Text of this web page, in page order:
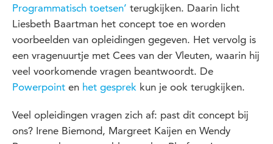
Programmatisch toetsen’ terugkijken. Daarin licht
Liesbeth Baartman het concept toe en worden
voorbeelden van opleidingen gegeven. Het vervolg is
een vragenuurtje met Cees van der Vleuten, waarin hij
veel voorkomende vragen beantwoordt. De
Powerpoint en het gesprek kun je ook terugkijken.
Veel opleidingen vragen zich af: past dit concept bij
ons? Irene Biemond, Margreet Kaijen en Wendy